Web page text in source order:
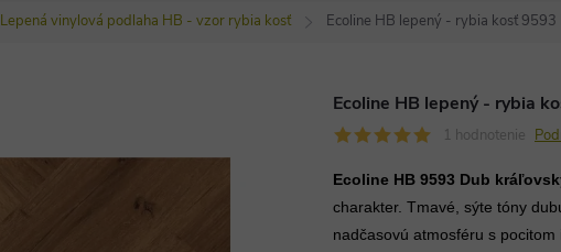
Lepená vinylová podlaha HB - vzor rybia kosť Ecoline HB lepený - rybia kosť
Ecoline HB lepený - rybia
1 hodnotenie
Ecoline HB 9593 Dub
charakter. Tmavé, sýte tóny
nadčasovú atmosféru s